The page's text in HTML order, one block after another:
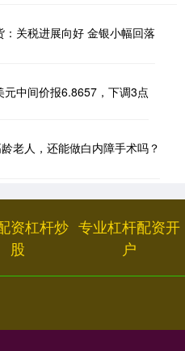
关税进展向好 金银小幅回落
中间价报6.8657，下调3点
老人，还能做白内障手术吗？
资杠杆炒
股
专业杠杆配资开
户